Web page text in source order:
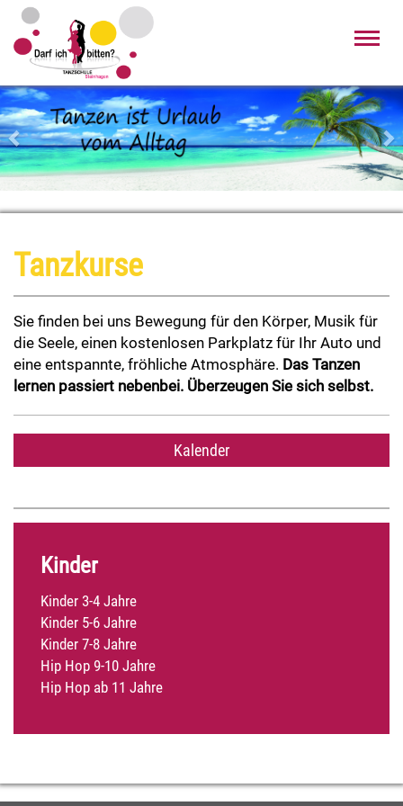
Zurück
Tanzkurse
Sie finden bei uns Bewegung für den Körper, Musik für
die Seele, einen kostenlosen Parkplatz für Ihr Auto und
eine entspannte, fröhliche Atmosphäre. Das Tanzen
lernen passiert nebenbei. Überzeugen Sie sich selbst.
Kalender
Kinder
Kinder 3-4 Jahre
Kinder 5-6 Jahre
Kinder 7-8 Jahre
Hip Hop 9-10 Jahre
Hip Hop ab 11 Jahre